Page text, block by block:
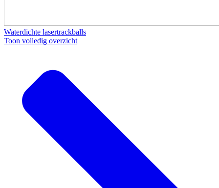
Waterdichte lasertrackballs
Toon volledig overzicht